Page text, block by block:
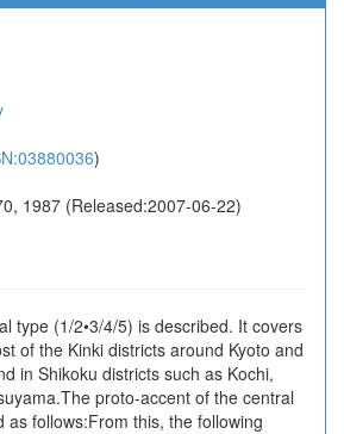
)
1987 (Released:2007-06-22)
type (1/2•3/4/5) is described. It covers
of the Kinki districts around Kyoto and
in Shikoku districts such as Kochi,
proto-accent of the central
as follows:From this, the following